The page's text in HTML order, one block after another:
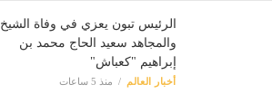
الرئيس تبون يعزي في وفاة الشيخ
والمجاهد سعيد الحاج محمد بن
إبراهيم "كعباش"
أخبار العالم منذ 5 ساعات